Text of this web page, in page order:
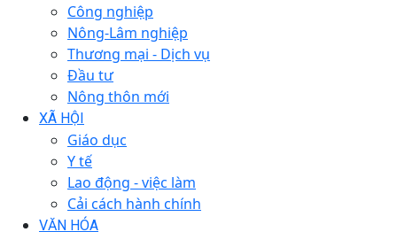
Công nghiệp
Nông-Lâm nghiệp
Thương mại - Dịch vụ
Đầu tư
Nông thôn mới
XÃ HỘI
Giáo dục
Y tế
Lao động - việc làm
Cải cách hành chính
VĂN HÓA